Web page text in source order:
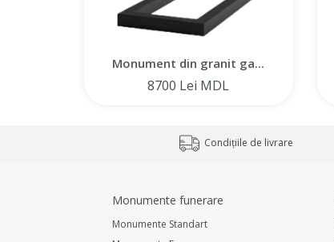
Monument din granit ga...
8700 Lei MDL
Condițiile de livrare
Monumente funerare
Monumente Standart